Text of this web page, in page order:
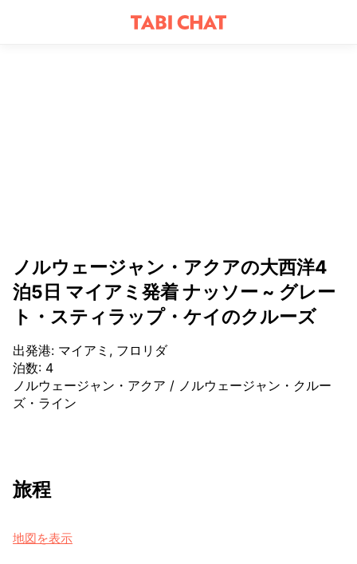
ノルウェージャン・アクアの大西洋4
泊5日 マイアミ発着 ナッソー ~ グレー
ト・スティラップ・ケイのクルーズ
出発港: マイアミ, フロリダ
泊数: 4
ノルウェージャン・アクア / ノルウェージャン・クルー
ズ・ライン
旅程
地図を表示